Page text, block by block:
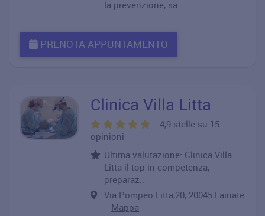
la prevenzione, sa..
PRENOTA APPUNTAMENTO
Clinica Villa Litta
4,9 stelle su 15
opinioni
Ultima valutazione: Clinica Villa
Litta il top in competenza,
preparaz..
Via Pompeo Litta,20, 20045 Lainate
Mappa